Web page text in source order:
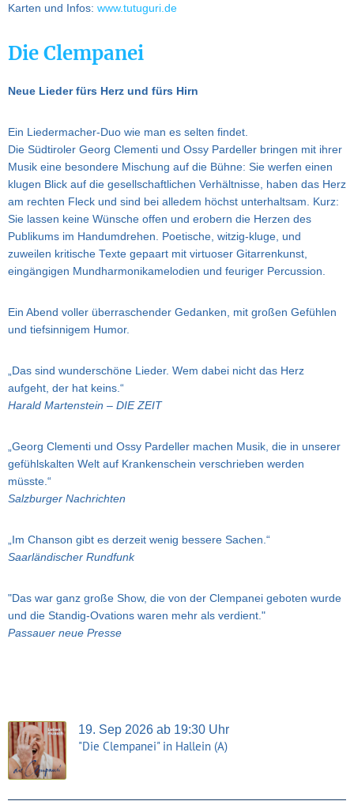
Karten und Infos: www.tutuguri.de
Die Clempanei
Neue Lieder fürs Herz und fürs Hirn
Ein Liedermacher-Duo wie man es selten findet.
Die Südtiroler Georg Clementi und Ossy Pardeller bringen mit ihrer
Musik eine besondere Mischung auf die Bühne: Sie werfen einen
klugen Blick auf die gesellschaftlichen Verhältnisse, haben das Herz
am rechten Fleck und sind bei alledem höchst unterhaltsam. Kurz:
Sie lassen keine Wünsche offen und erobern die Herzen des
Publikums im Handumdrehen. Poetische, witzig-kluge, und
zuweilen kritische Texte gepaart mit virtuoser Gitarrenkunst,
eingängigen Mundharmonikamelodien und feuriger Percussion.
Ein Abend voller überraschender Gedanken, mit großen Gefühlen
und tiefsinnigem Humor.
„Das sind wunderschöne Lieder. Wem dabei nicht das Herz
aufgeht, der hat keins.“
Harald Martenstein – DIE ZEIT
„Georg Clementi und Ossy Pardeller machen Musik, die in unserer
gefühlskalten Welt auf Krankenschein verschrieben werden
müsste.“
Salzburger Nachrichten
„Im Chanson gibt es derzeit wenig bessere Sachen.“
Saarländischer Rundfunk
"Das war ganz große Show, die von der Clempanei geboten wurde
und die Standig-Ovations waren mehr als verdient."
Passauer neue Presse
19. Sep 2026 ab 19:30 Uhr
"Die Clempanei" in Hallein (A)